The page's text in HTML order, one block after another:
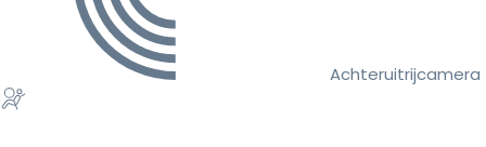
Achteruitrijcamera